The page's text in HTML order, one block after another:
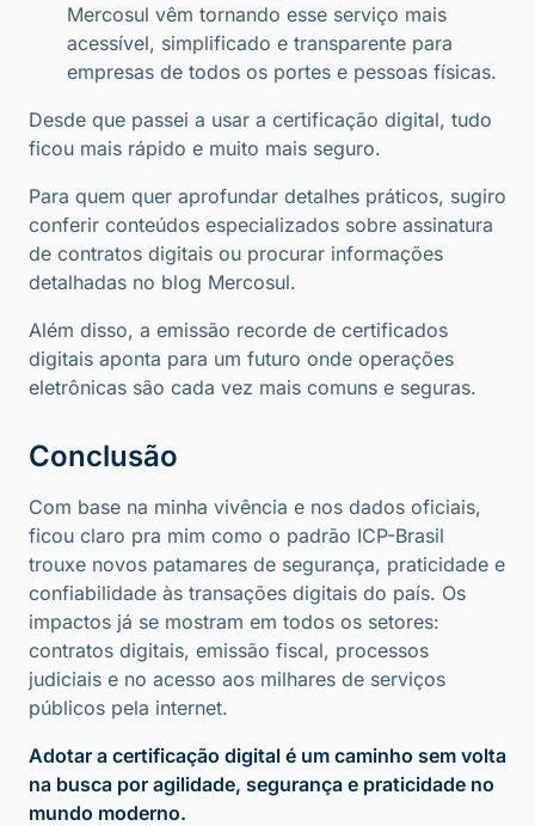
Mercosul vêm tornando esse serviço mais
acessível, simplificado e transparente para
empresas de todos os portes e pessoas físicas.
Desde que passei a usar a certificação digital, tudo
ficou mais rápido e muito mais seguro.
Para quem quer aprofundar detalhes práticos, sugiro
conferir conteúdos especializados sobre assinatura
de contratos digitais ou procurar informações
detalhadas no blog Mercosul.
Além disso, a emissão recorde de certificados
digitais aponta para um futuro onde operações
eletrônicas são cada vez mais comuns e seguras.
Conclusão
Com base na minha vivência e nos dados oficiais,
ficou claro pra mim como o padrão ICP-Brasil
trouxe novos patamares de segurança, praticidade e
confiabilidade às transações digitais do país. Os
impactos já se mostram em todos os setores:
contratos digitais, emissão fiscal, processos
judiciais e no acesso aos milhares de serviços
públicos pela internet.
Adotar a certificação digital é um caminho sem volta
na busca por agilidade, segurança e praticidade no
mundo moderno.